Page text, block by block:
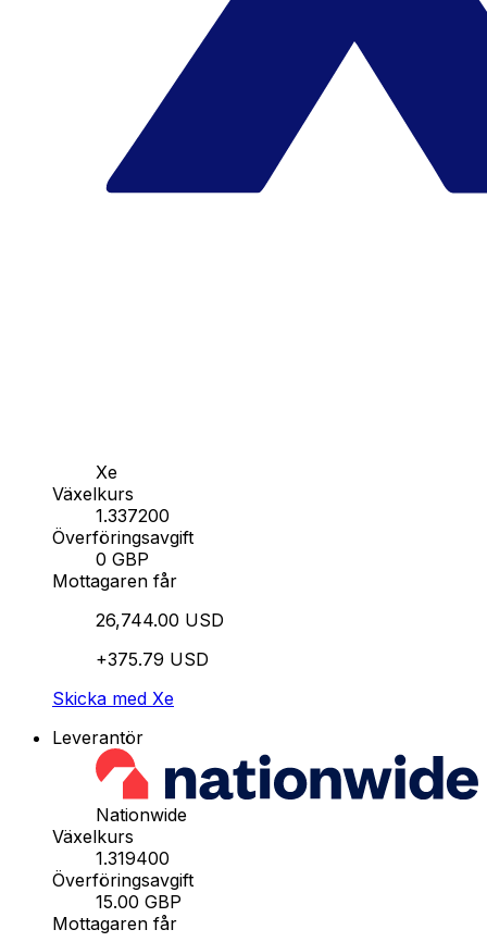
Xe
Växelkurs
1.337200
Överföringsavgift
0 GBP
Mottagaren får
26,744.00 USD
+375.79 USD
Skicka med Xe
Leverantör
Nationwide
Växelkurs
1.319400
Överföringsavgift
15.00 GBP
Mottagaren får